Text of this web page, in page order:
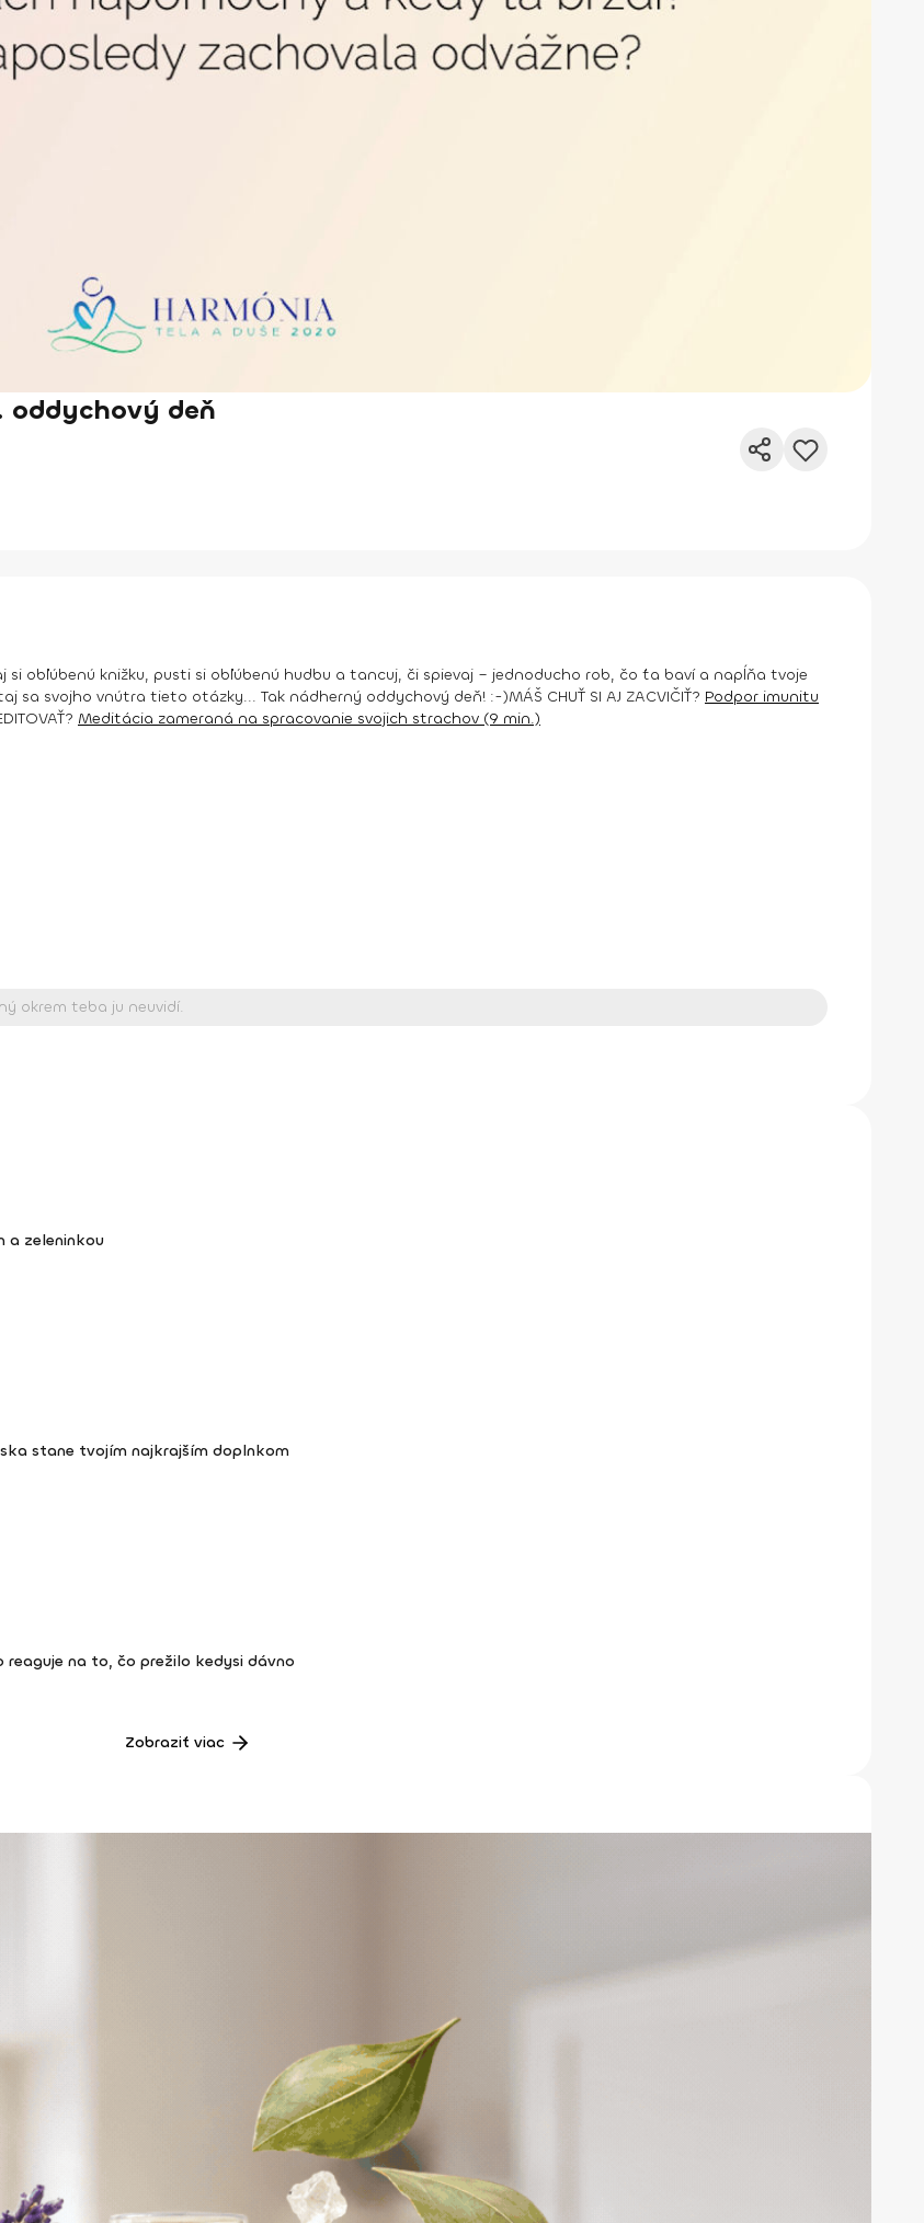
oddychový deň
obľúbenú knižku, pusti si obľúbenú hudbu a tancuj, či spievaj – jednoducho rob, čo ťa baví a napĺňa tvoje
sa svojho vnútra tieto otázky... Tak nádherný oddychový deň! :-)MÁŠ CHUŤ SI AJ ZACVIČIŤ? Podpor imunitu
Meditácia zameraná na spracovanie svojich strachov (9 min.)
a zeleninkou
stane tvojím najkrajším doplnkom
na to, čo prežilo kedysi dávno
Zobraziť viac